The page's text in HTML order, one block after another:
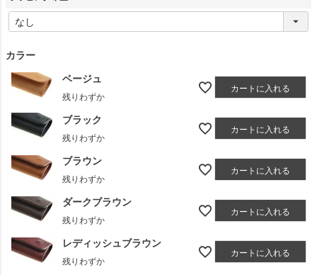
必
カラー
ベージュ
残りわずか
カートに入れる
ブラック
残りわずか
カートに入れる
ブラウン
残りわずか
カートに入れる
ダークブラウン
残りわずか
カートに入れる
レディッシュブラウン
残りわずか
カートに入れる